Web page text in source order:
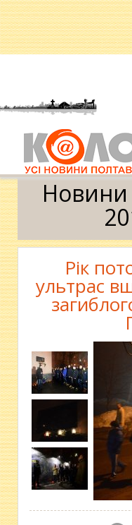
Головна » 2016 рік
Календар
Новини
Рік
ультрас